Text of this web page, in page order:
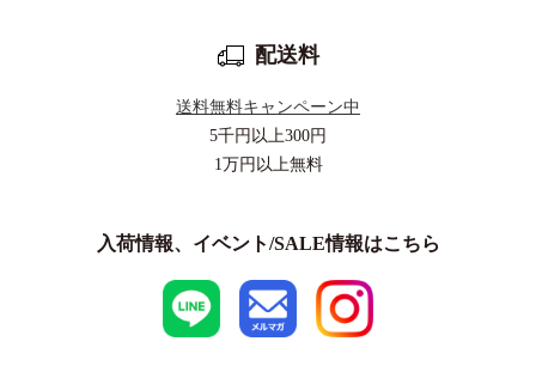
配送料
送料無料キャンペーン中
5千円以上300円
1万円以上無料
入荷情報、イベント/SALE情報はこちら